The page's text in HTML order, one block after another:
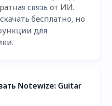
связь от ИИ.
бесплатно, но
для
Notewize: Guitar